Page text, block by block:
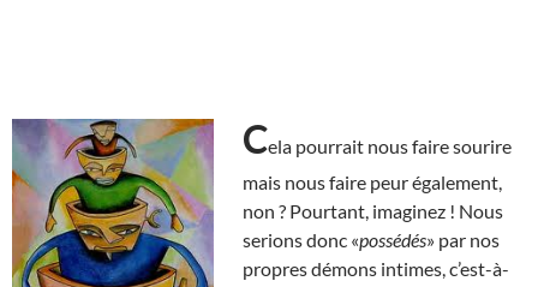
Cela pourrait nous faire sourire
mais nous faire peur également,
non ? Pourtant, imaginez ! Nous
serions donc «possédés» par nos
propres démons intimes, c’est-à-